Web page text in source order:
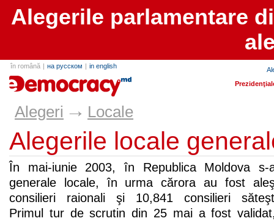
Alegerile parlamentare
în română | на русском | in english
alegeri.md
Alegeri → Locale
Alegerile locale
În mai-iunie 2003, în Republica Moldova s-
generale locale, în urma cărora au fost
consilieri raionali şi 10,841 consilieri
Primul tur de scrutin din 25 mai a fost